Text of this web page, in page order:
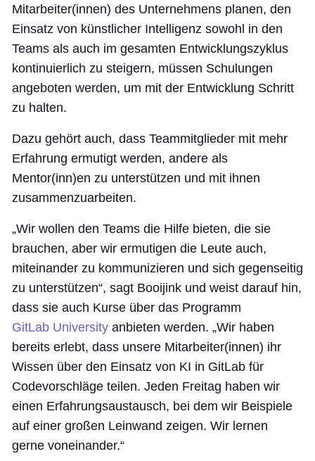
Mitarbeiter(innen) des Unternehmens planen, den
Einsatz von künstlicher Intelligenz sowohl in den
Teams als auch im gesamten Entwicklungszyklus
kontinuierlich zu steigern, müssen Schulungen
angeboten werden, um mit der Entwicklung Schritt
zu halten.
Dazu gehört auch, dass Teammitglieder mit mehr
Erfahrung ermutigt werden, andere als
Mentor(inn)en zu unterstützen und mit ihnen
zusammenzuarbeiten.
„Wir wollen den Teams die Hilfe bieten, die sie
brauchen, aber wir ermutigen die Leute auch,
miteinander zu kommunizieren und sich gegenseitig
zu unterstützen“, sagt Booijink und weist darauf hin,
dass sie auch Kurse über das Programm
GitLab University anbieten werden. „Wir haben
bereits erlebt, dass unsere Mitarbeiter(innen) ihr
Wissen über den Einsatz von KI in GitLab für
Codevorschläge teilen. Jeden Freitag haben wir
einen Erfahrungsaustausch, bei dem wir Beispiele
auf einer großen Leinwand zeigen. Wir lernen
gerne voneinander.“